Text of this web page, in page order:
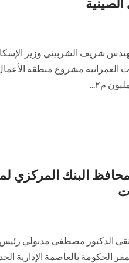
شريف الشربيني وزير
العمرانية مشروع منطقة
م٢...
البنك المركزي
الدكتور مصطفى مدبولي
الحكومة بالعاصمة الإدارية